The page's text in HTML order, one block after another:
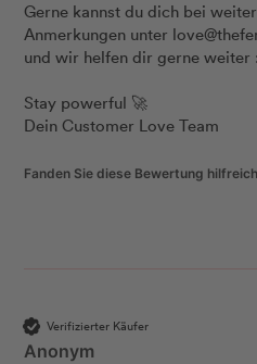
Gerne kannst du dich bei
Anmerkungen unter
und wir helfen dir gerne weiter
Stay powerful 🚀
Dein Customer Love Team
Fanden Sie diese Bewertung
Verifizierter Käufer
Anonym